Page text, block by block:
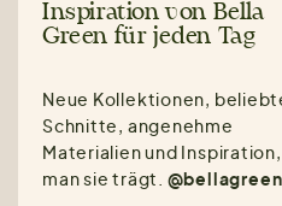
Inspiration von Bella
Green für jeden Tag
Neue Kollektionen,
Schnitte, angenehme
Materialien und
man sie trägt. @bellagreen